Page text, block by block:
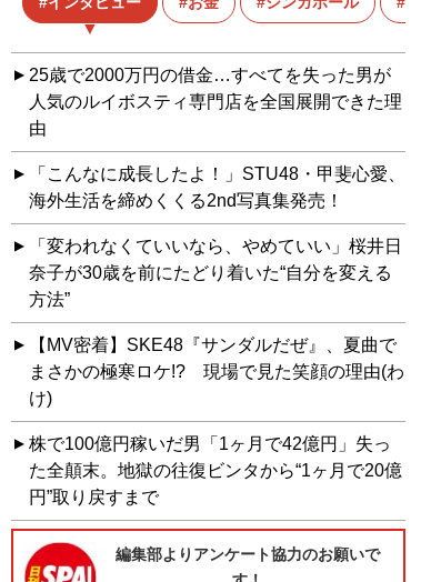
25歳で2000万円の借金…すべてを失った男が
人気のルイボスティ専門店を全国展開できた理
由
「こんなに成長したよ！」STU48・甲斐心愛、
海外生活を締めくくる2nd写真集発売！
「変われなくていいなら、やめていい」桜井日
奈子が30歳を前にたどり着いた“自分を変える
方法”
【MV密着】SKE48『サンダルだぜ』、夏曲で
まさかの極寒ロケ!? 現場で見た笑顔の理由(わ
け)
株で100億円稼いだ男「1ヶ月で42億円」失っ
た全顛末。地獄の往復ビンタから“1ヶ月で20億
円”取り戻すまで